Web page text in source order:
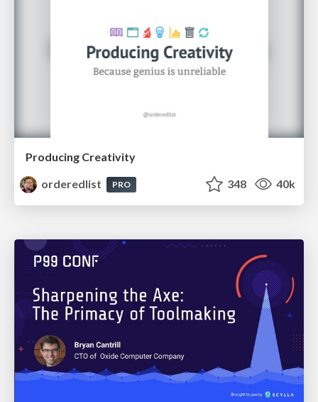
Producing Creativity
orderedlist
PRO 348 40k